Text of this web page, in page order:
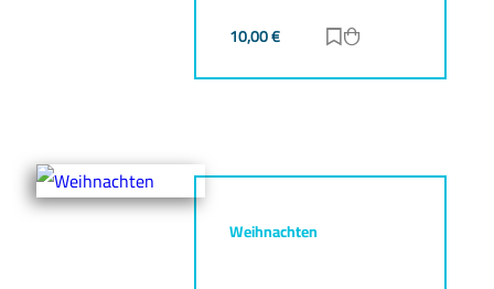
10,00€ Zur Merkliste
Weihnachten